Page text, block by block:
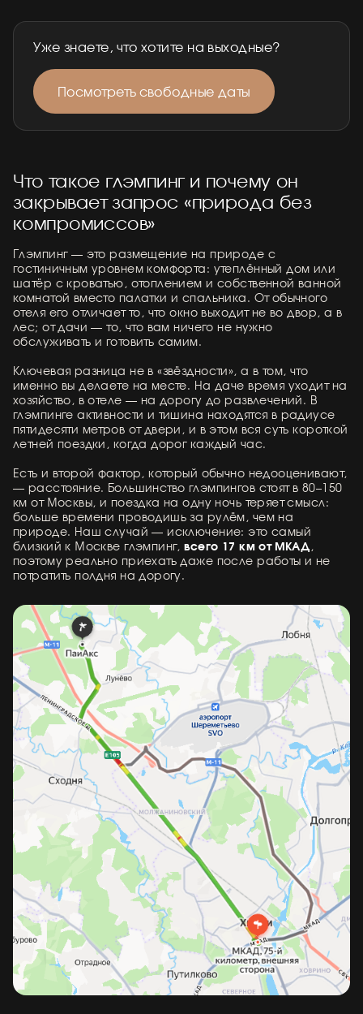
Уже знаете, что хотите на выходные?
Посмотреть свободные даты
Что такое глэмпинг и почему он
закрывает запрос «природа без
компромиссов»
Глэмпинг — это размещение на природе с
гостиничным уровнем комфорта: утеплённый дом или
шатёр с кроватью, отоплением и собственной ванной
комнатой вместо палатки и спальника. От обычного
отеля его отличает то, что окно выходит не во двор, а в
лес; от дачи — то, что вам ничего не нужно
обслуживать и готовить самим.
Ключевая разница не в «звёздности», а в том, что
именно вы делаете на месте. На даче время уходит на
хозяйство, в отеле — на дорогу до развлечений. В
глэмпинге активности и тишина находятся в радиусе
пятидесяти метров от двери, и в этом вся суть короткой
летней поездки, когда дорог каждый час.
Есть и второй фактор, который обычно недооценивают,
— расстояние. Большинство глэмпингов стоят в 80–150
км от Москвы, и поездка на одну ночь теряет смысл:
больше времени проводишь за рулём, чем на
природе. Наш случай — исключение: это самый
близкий к Москве глэмпинг,всего 17 км от МКАД,
поэтому реально приехать даже после работы и не
потратить полдня на дорогу.